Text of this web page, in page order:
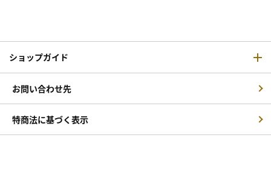
ショップガイド
お問い合わせ先
特商法に基づく表示